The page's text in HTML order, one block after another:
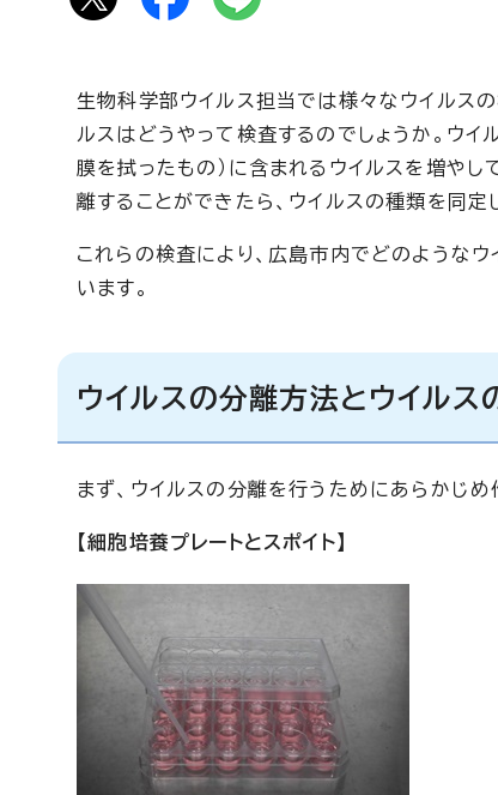
生物科学部ウイルス担当では様々なウイルス
ルスはどうやって検査するのでしょうか。ウイ
膜を拭ったもの）に含まれるウイルスを増や
離することができたら、ウイルスの種類を同定
これらの検査により、広島市内でどのような
います。
ウイルスの分離方法とウイルス
まず、ウイルスの分離を行うためにあらかじ
【細胞培養プレートとスポイト】